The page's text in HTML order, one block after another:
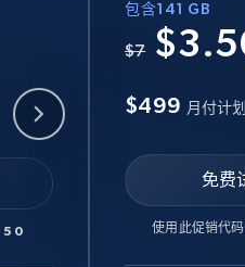
包含141 GB
$7
$499 月付计划
免费
使用此促销代码